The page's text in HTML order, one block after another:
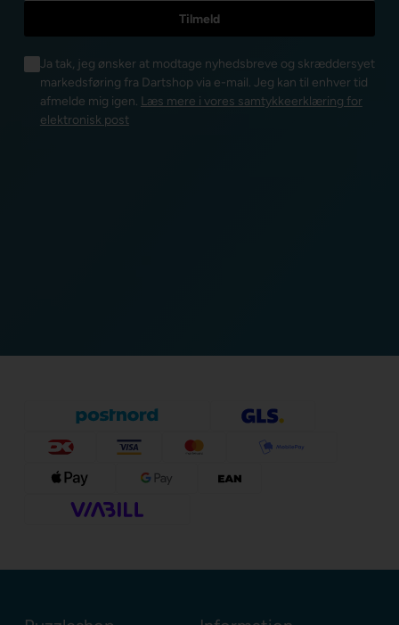
Ja tak, jeg ønsker at modtage nyhedsbreve og skræddersyet
markedsføring fra Dartshop via e-mail. Jeg kan til enhver tid
afmelde mig igen. Læs mere i vores samtykkeerklæring for
elektronisk post